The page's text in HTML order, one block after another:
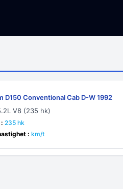
D150 Conventional Cab D-W 1992
V8 (235 hk)
235 hk
: km/t